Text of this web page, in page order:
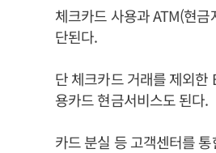
체크카드 사용과 ATM(현
단된다.
단 체크카드 거래를 제외한
용카드 현금서비스도 된다.
카드 분실 등 고객센터를